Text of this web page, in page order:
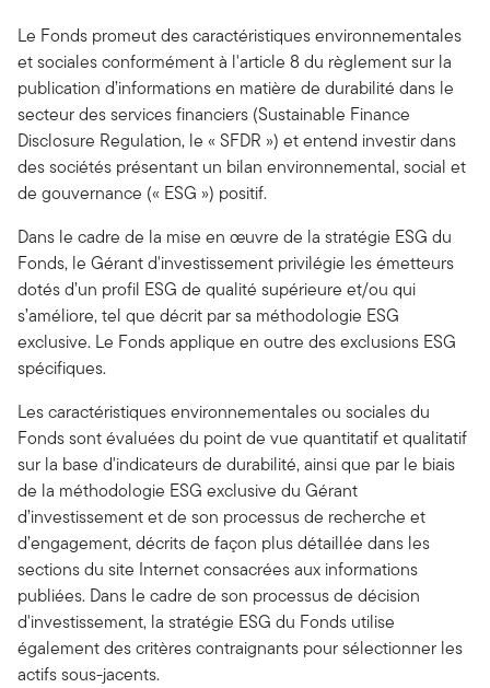
Le Fonds promeut des caractéristiques environnementales
et sociales conformément à l'article 8 du règlement sur la
publication d’informations en matière de durabilité dans le
secteur des services financiers (Sustainable Finance
Disclosure Regulation, le « SFDR ») et entend investir dans
des sociétés présentant un bilan environnemental, social et
de gouvernance (« ESG ») positif.
Dans le cadre de la mise en œuvre de la stratégie ESG du
Fonds, le Gérant d'investissement privilégie les émetteurs
dotés d’un profil ESG de qualité supérieure et/ou qui
s’améliore, tel que décrit par sa méthodologie ESG
exclusive. Le Fonds applique en outre des exclusions ESG
spécifiques.
Les caractéristiques environnementales ou sociales du
Fonds sont évaluées du point de vue quantitatif et qualitatif
sur la base d'indicateurs de durabilité, ainsi que par le biais
de la méthodologie ESG exclusive du Gérant
d’investissement et de son processus de recherche et
d’engagement, décrits de façon plus détaillée dans les
sections du site Internet consacrées aux informations
publiées. Dans le cadre de son processus de décision
d'investissement, la stratégie ESG du Fonds utilise
également des critères contraignants pour sélectionner les
actifs sous-jacents.